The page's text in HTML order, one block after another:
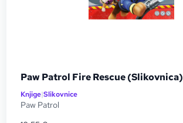
Paw Patrol Fire Rescue (Slikovnica)
Knjige|Slikovnice
Paw Patrol